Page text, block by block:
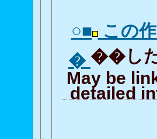
○■ この
� ��し
May be
detailed